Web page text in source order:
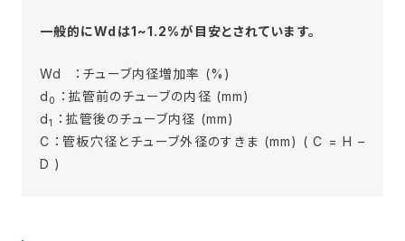
一般的にWdは1~1.2%が目安とされています。
Wd ：チューブ内径増加率 (%)
d 0
：拡管前のチューブの内径 (mm)
d1
：拡管後のチューブ内径 (mm)
C ：管板穴径とチューブ外径のすきま (mm) ( C = H –
D )